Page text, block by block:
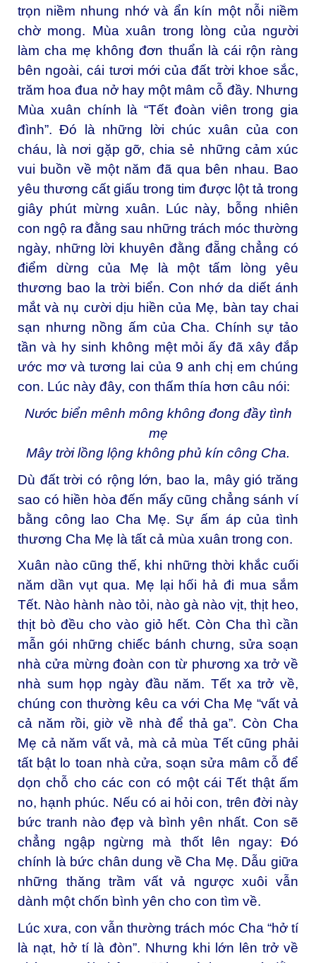
trọn niềm nhung nhớ và ẩn kín một nỗi niềm
chờ mong. Mùa xuân trong lòng của người
làm cha mẹ không đơn thuẩn là cái rộn ràng
bên ngoài, cái tươi mới của đất trời khoe sắc,
trăm hoa đua nở hay một mâm cỗ đầy. Nhưng
Mùa xuân chính là “Tết đoàn viên trong gia
đình”. Đó là những lời chúc xuân của con
cháu, là nơi gặp gỡ, chia sẻ những cảm xúc
vui buồn về một năm đã qua bên nhau. Bao
yêu thương cất giấu trong tim được lột tả trong
giây phút mừng xuân. Lúc này, bỗng nhiên
con ngộ ra đằng sau những trách móc thường
ngày, những lời khuyên đằng đẵng chẳng có
điểm dừng của Mẹ là một tấm lòng yêu
thương bao la trời biển. Con nhớ da diết ánh
mắt và nụ cười dịu hiền của Mẹ, bàn tay chai
sạn nhưng nồng ấm của Cha. Chính sự tảo
tần và hy sinh không mệt mỏi ấy đã xây đắp
ước mơ và tương lai của 9 anh chị em chúng
con. Lúc này đây, con thấm thía hơn câu nói:
Nước biển mênh mông không đong đầy tình
mẹ
Mây trời lồng lộng không phủ kín công Cha.
Dù đất trời có rộng lớn, bao la, mây gió trăng
sao có hiền hòa đến mấy cũng chẳng sánh ví
bằng công lao Cha Mẹ. Sự ấm áp của tình
thương Cha Mẹ là tất cả mùa xuân trong con.
Xuân nào cũng thế, khi những thời khắc cuối
năm dần vụt qua. Mẹ lại hối hả đi mua sắm
Tết. Nào hành nào tỏi, nào gà nào vịt, thịt heo,
thịt bò đều cho vào giỏ hết. Còn Cha thì cần
mẫn gói những chiếc bánh chưng, sửa soạn
nhà cửa mừng đoàn con từ phương xa trở về
nhà sum họp ngày đầu năm. Tết xa trở về,
chúng con thường kêu ca với Cha Mẹ “vất vả
cả năm rồi, giờ về nhà để thả ga”. Còn Cha
Mẹ cả năm vất vả, mà cả mùa Tết cũng phải
tất bật lo toan nhà cửa, soạn sửa mâm cỗ để
dọn chỗ cho các con có một cái Tết thật ấm
no, hạnh phúc. Nếu có ai hỏi con, trên đời này
bức tranh nào đẹp và bình yên nhất. Con sẽ
chẳng ngập ngừng mà thốt lên ngay: Đó
chính là bức chân dung về Cha Mẹ. Dẫu giữa
những thăng trầm vất vả ngược xuôi vẫn
dành một chốn bình yên cho con tìm về.
Lúc xưa, con vẫn thường trách móc Cha “hở tí
là nạt, hở tí là đòn”. Nhưng khi lớn lên trở về